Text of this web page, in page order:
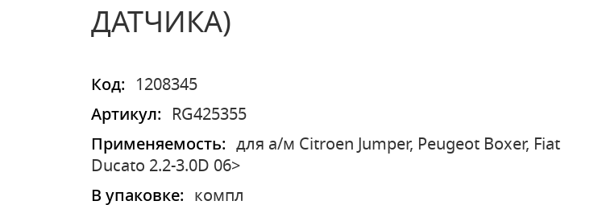
ДАТЧИКА)
Код:
1208345
Артикул:
RG425355
Применяемость:
для а/м Citroen Jumper, Peugeot Boxer, Fiat
Ducato 2.2-3.0D 06>
В упаковке:
компл